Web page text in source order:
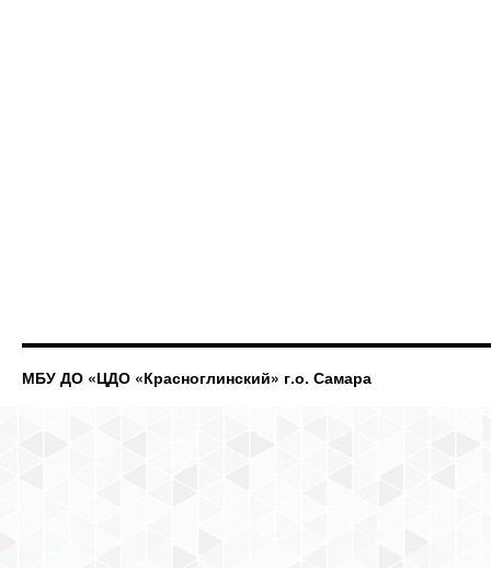
МБУ ДО «ЦДО «Красноглинский» г.о. Самара